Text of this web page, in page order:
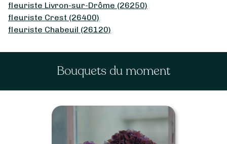
fleuriste Livron-sur-Drôme (26250)
fleuriste Crest (26400)
fleuriste Chabeuil (26120)
Bouquets du moment